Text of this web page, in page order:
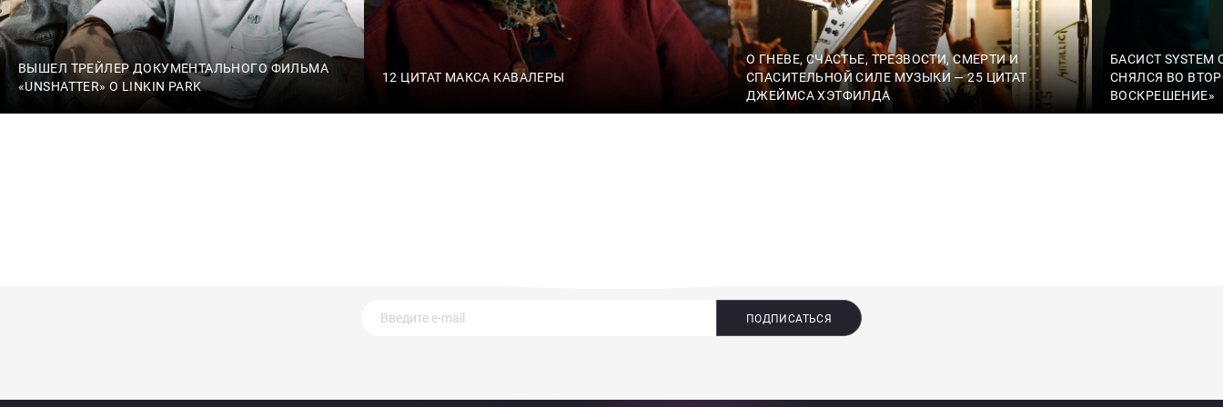
ВЫШЕЛ ТРЕЙЛЕР ДОКУМЕНТАЛЬНОГО ФИЛЬМА
«UNSHATTER» О LINKIN PARK
12 ЦИТАТ МАКСА КАВАЛЕРЫ
О ГНЕВЕ, СЧАСТЬЕ, ТРЕЗВОСТИ, СМЕРТИ И
СПАСИТЕЛЬНОЙ СИЛЕ МУЗЫКИ — 25 ЦИТАТ
ДЖЕЙМСА ХЭТФИЛДА
БАСИСТ
СНЯЛСЯ ВО
ВОСКРЕШЕНИЕ»
ПОДПИСАТЬСЯ